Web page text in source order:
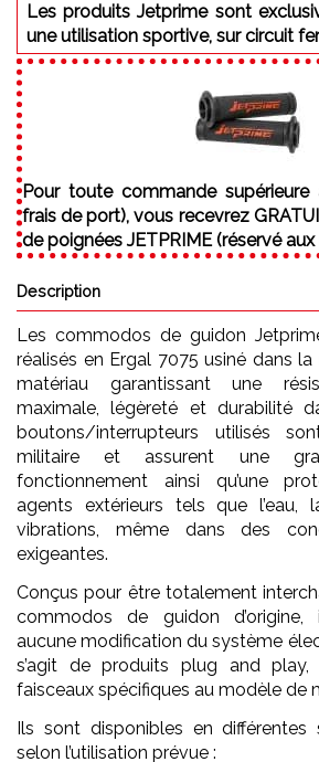
Les produits Jetprime sont
une utilisation sportive, sur circuit
Pour toute commande
frais de port), vous recevrez
de poignées JETPRIME (réservé
Description
Les commodos de guidon
réalisés en Ergal 7075 usiné dans la
matériau garantissant une
maximale, légèreté et durabilité
boutons/interrupteurs utilisés
militaire et assurent une
fonctionnement ainsi qu’une
agents extérieurs tels que l’eau,
vibrations, même dans des
exigeantes.
Conçus pour être totalement
commodos de guidon
aucune modification du système
s’agit de produits plug and
faisceaux spécifiques au modèle de
Ils sont disponibles en différentes
selon l’utilisation prévue :